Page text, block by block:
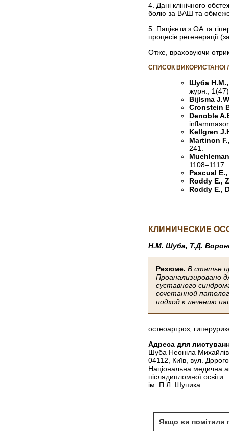
4. Дані клінічного
болю за ВАШ та
5. Пацієнти з ОА та
процесів регенерації
Отже, враховуючи
СПИСОК ВИКОРИСТАНОЇ
Шуба Н.М.,
журн.,
Bijlsma
Cronstein
Denoble
Kellgren
Martinon
241.
1108–1117.
Pascual
Roddy E.,
Roddy E.,
КЛИНИЧЕСКИЕ
Н.М. Шуба, Т.Д.
Резюме. В статье
Проанализировано
суставного
сочетанной
подход к лечению
остеоартроз,
Адреса для
Шуба Неоніла
04112, Київ, вул.
Національна медична
післядипломної освіти
ім. П.Л. Шупика
Якщо ви помітили